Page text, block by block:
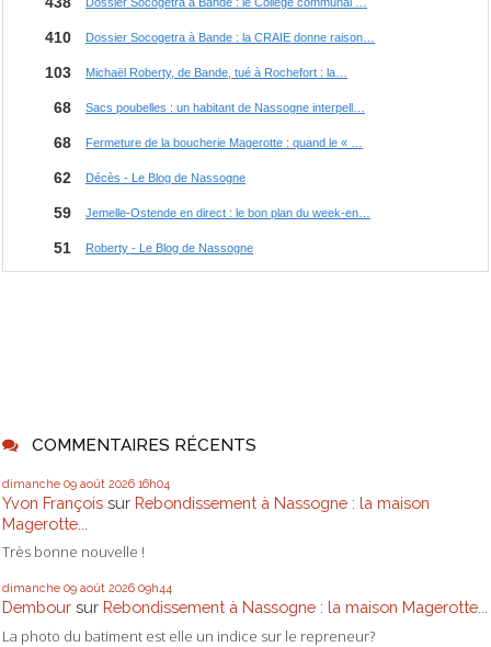
COMMENTAIRES RÉCENTS
dimanche 09 août 2026 16h04
Yvon François sur Rebondissement à Nassogne : la maison
Magerotte...
Très bonne nouvelle !
dimanche 09 août 2026 09h44
Dembour sur Rebondissement à Nassogne : la maison Magerotte...
La photo du batiment est elle un indice sur le repreneur?